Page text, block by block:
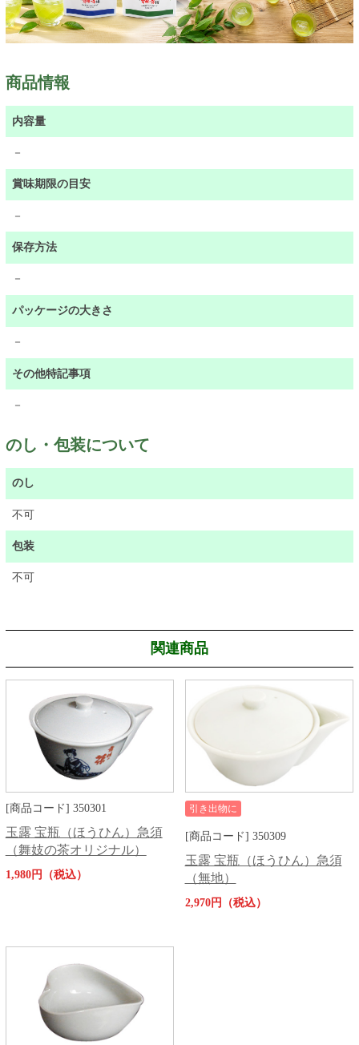
商品情報
内容量
－
賞味期限の目安
－
保存方法
－
パッケージの大きさ
－
その他特記事項
－
のし・包装について
のし
不可
包装
不可
関連商品
[商品コード] 350301
玉露 宝瓶（ほうひん）急須
（舞妓の茶オリジナル）
1,980円（税込）
引き出物に
[商品コード] 350309
玉露 宝瓶（ほうひん）急須
（無地）
2,970円（税込）